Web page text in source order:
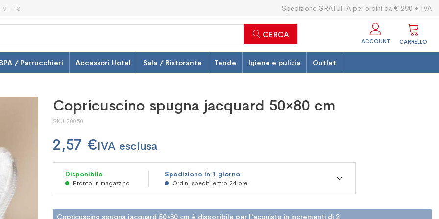
9 - 18 Spedizione GRATUITA per ordini da € 290 + IVA
CERCA
ACCOUNT CARRELLO
/ Parrucchieri Accessori Hotel Sala / Ristorante Tende Igiene e pulizia Outlet
Copricuscino spugna jacquard 50×80 cm
SKU 20050
Disponibile
Pronto in magazzino
Spedizione in 1 giorno
Ordini spediti entro 24 ore
2,57 €
Copricuscino spugna jacquard 50×80 cm è disponibile per l'acquisto in incrementi di 2